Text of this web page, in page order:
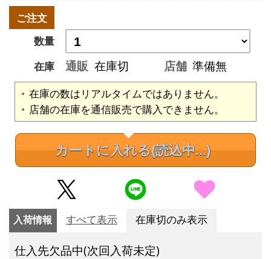
ご注文
数量
在庫
通販 在庫切 店舗 準備無
在庫の数はリアルタイムではありません。
店舗の在庫を通信販売で購入できません。
カートに入れる(読込中...)
入荷情報 すべて表示 在庫切のみ表示
仕入先欠品中(次回入荷未定)